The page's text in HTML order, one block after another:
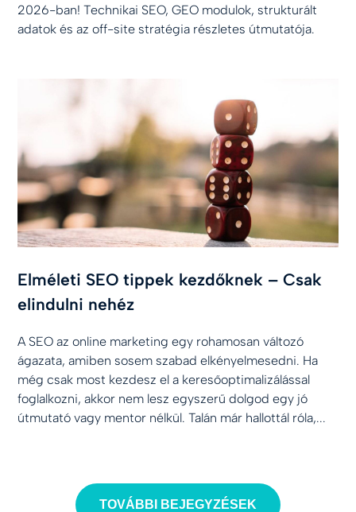
2026-ban! Technikai SEO, GEO modulok, strukturált
adatok és az off-site stratégia részletes útmutatója.
Elméleti SEO tippek kezdőknek – Csak
elindulni nehéz
A SEO az online marketing egy rohamosan változó
ágazata, amiben sosem szabad elkényelmesedni. Ha
még csak most kezdesz el a keresőoptimalizálással
foglalkozni, akkor nem lesz egyszerű dolgod egy jó
útmutató vagy mentor nélkül. Talán már hallottál róla,...
TOVÁBBI BEJEGYZÉSEK